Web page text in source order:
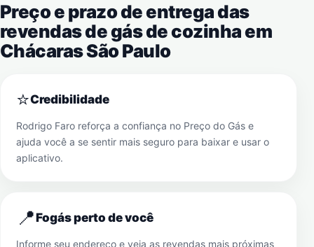
Preço e prazo de entrega das
revendas de gás de cozinha em
Chácaras São Paulo
⭐Credibilidade
Rodrigo Faro reforça a confiança no Preço do Gás e
ajuda você a se sentir mais seguro para baixar e usar o
aplicativo.
📍Fogás perto de você
Informe seu endereço e veja as revendas mais próximas